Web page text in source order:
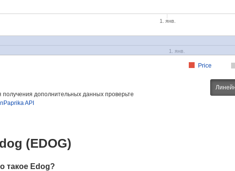
Price
1. янв.
1. янв.
получения дополнительных данных проверьте
API
(EDOG)
такое Edog?